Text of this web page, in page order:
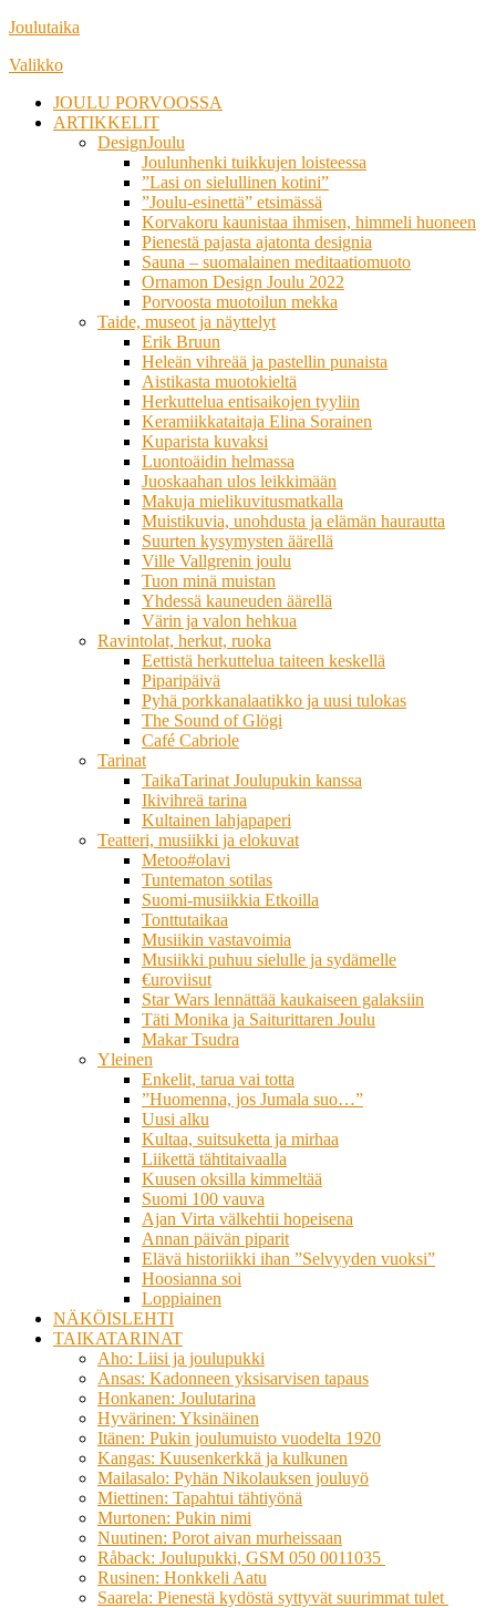
Siirry
sisältöön
Joulutaika
Valikko
JOULU PORVOOSSA
ARTIKKELIT
DesignJoulu
Joulunhenki tuikkujen loisteessa
”Lasi on sielullinen kotini”
”Joulu-esinettä” etsimässä
Korvakoru kaunistaa ihmisen, himmeli huoneen
Pienestä pajasta ajatonta designia
Sauna – suomalainen meditaatiomuoto
Ornamon Design Joulu 2022
Porvoosta muotoilun mekka
Taide, museot ja näyttelyt
Erik Bruun
Heleän vihreää ja pastellin punaista
Aistikasta muotokieltä
Herkuttelua entisaikojen tyyliin
Keramiikkataitaja Elina Sorainen
Kuparista kuvaksi
Luontoäidin helmassa
Juoskaahan ulos leikkimään
Makuja mielikuvitusmatkalla
Muistikuvia, unohdusta ja elämän haurautta
Suurten kysymysten äärellä
Ville Vallgrenin joulu
Tuon minä muistan
Yhdessä kauneuden äärellä
Värin ja valon hehkua
Ravintolat, herkut, ruoka
Eettistä herkuttelua taiteen keskellä
Piparipäivä
Pyhä porkkanalaatikko ja uusi tulokas
The Sound of Glögi
Café Cabriole
Tarinat
TaikaTarinat Joulupukin kanssa
Ikivihreä tarina
Kultainen lahjapaperi
Teatteri, musiikki ja elokuvat
Metoo#olavi
Tuntematon sotilas
Suomi-musiikkia Etkoilla
Tonttutaikaa
Musiikin vastavoimia
Musiikki puhuu sielulle ja sydämelle
€uroviisut
Star Wars lennättää kaukaiseen galaksiin
Täti Monika ja Saiturittaren Joulu
Makar Tsudra
Yleinen
Enkelit, tarua vai totta
”Huomenna, jos Jumala suo…”
Uusi alku
Kultaa, suitsuketta ja mirhaa
Liikettä tähtitaivaalla
Kuusen oksilla kimmeltää
Suomi 100 vauva
Ajan Virta välkehtii hopeisena
Annan päivän piparit
Elävä historiikki ihan ”Selvyyden vuoksi”
Hoosianna soi
Loppiainen
NÄKÖISLEHTI
TAIKATARINAT
Aho: Liisi ja joulupukki
Ansas: Kadonneen yksisarvisen tapaus
Honkanen: Joulutarina
Hyvärinen: Yksinäinen
Itänen: Pukin joulumuisto vuodelta 1920
Kangas: Kuusenkerkkä ja kulkunen
Mailasalo: Pyhän Nikolauksen jouluyö
Miettinen: Tapahtui tähtiyönä
Murtonen: Pukin nimi
Nuutinen: Porot aivan murheissaan
Råback: Joulupukki, GSM 050 0011035
Rusinen: Honkkeli Aatu
Saarela: Pienestä kydöstä syttyvät suurimmat tulet